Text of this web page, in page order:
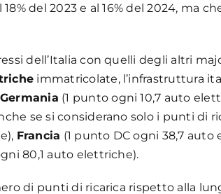
del 2023 e al 16% del 2024, ma
dell’Italia con quelli degli altri
immatricolate, l’infrastruttura
Germania (1 punto ogni 10,7 auto
se si considerano solo i punti di
Francia (1 punto DC ogni 38,7
80,1 auto elettriche).
di punti di ricarica rispetto alla